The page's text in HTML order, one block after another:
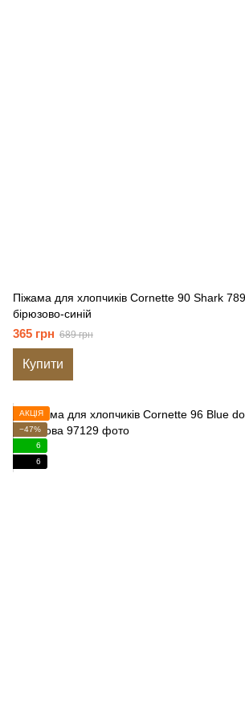
Піжама для хлопчиків Cornette 90 Shark
бірюзово-синій
365 грн 689 грн
Купити
АКЦІЯ
−47%
6
6